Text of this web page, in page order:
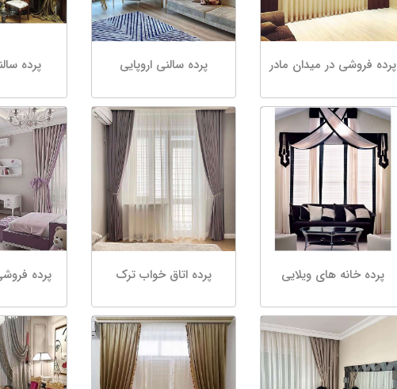
پرده فروشی در میدان مادر پرده سالنی اروپایی پرده
پرده خانه های ویلایی پرده اتاق خواب ترک پرده